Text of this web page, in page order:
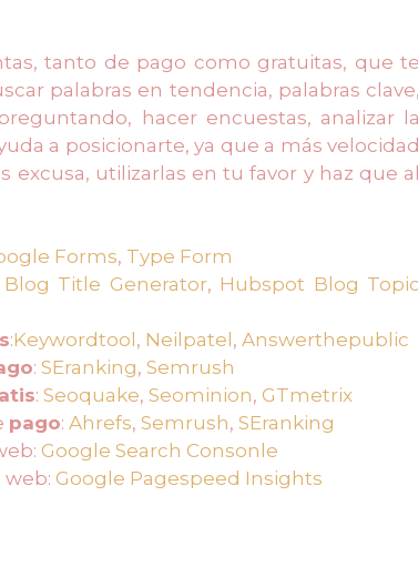
tanto de pago como gratuitas, que te
palabras en tendencia, palabras clave,
hacer encuestas, analizar la
a posicionarte, ya que a más velocidad
utilizarlas en tu favor y haz que al
Forms, Type Form
Blog Title Generator, Hubspot Blog Topic
:Keywordtool , Neilpatel , Answerthepublic
: SEranking, Semrush
: Seoquake, Seominion, GTmetrix
pago: Ahrefs, Semrush, SEranking
Google Search Consonle
web: Google Pagespeed Insights